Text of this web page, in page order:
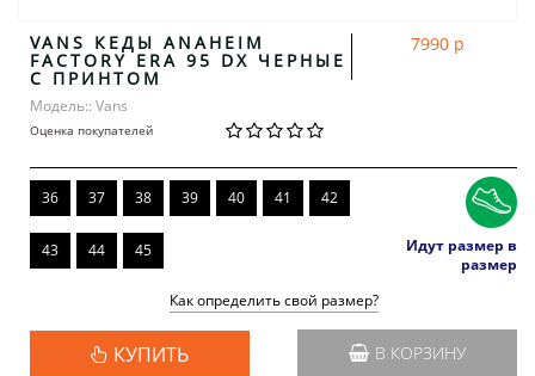
VANS КЕДЫ ANAHEIM
FACTORY ERA 95 DX ЧЕРНЫЕ
С ПРИНТОМ
Модель:: Vans
Оценка покупателей
7990 р
36 37 38 39 40 41 42
43 44 45
Идут размер в
размер
Как определить свой размер?
КУПИТЬ В КОРЗИНУ